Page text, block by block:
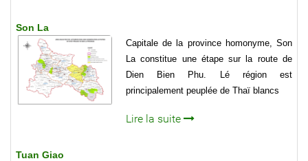
Son La
Capitale de la province homonyme, Son
La constitue une étape sur la route de
Dien Bien Phu. Lé région est
principalement peuplée de Thaï blancs
Lire la suite
Tuan Giao